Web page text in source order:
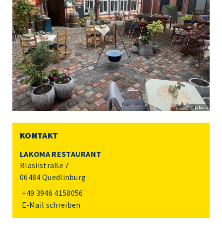
© Lakoma
KONTAKT
LAKOMA RESTAURANT
Blasiistraße 7
06484 Quedlinburg
+49 3946 4158056
E-Mail schreiben